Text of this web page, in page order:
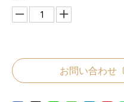
お問い合わせ